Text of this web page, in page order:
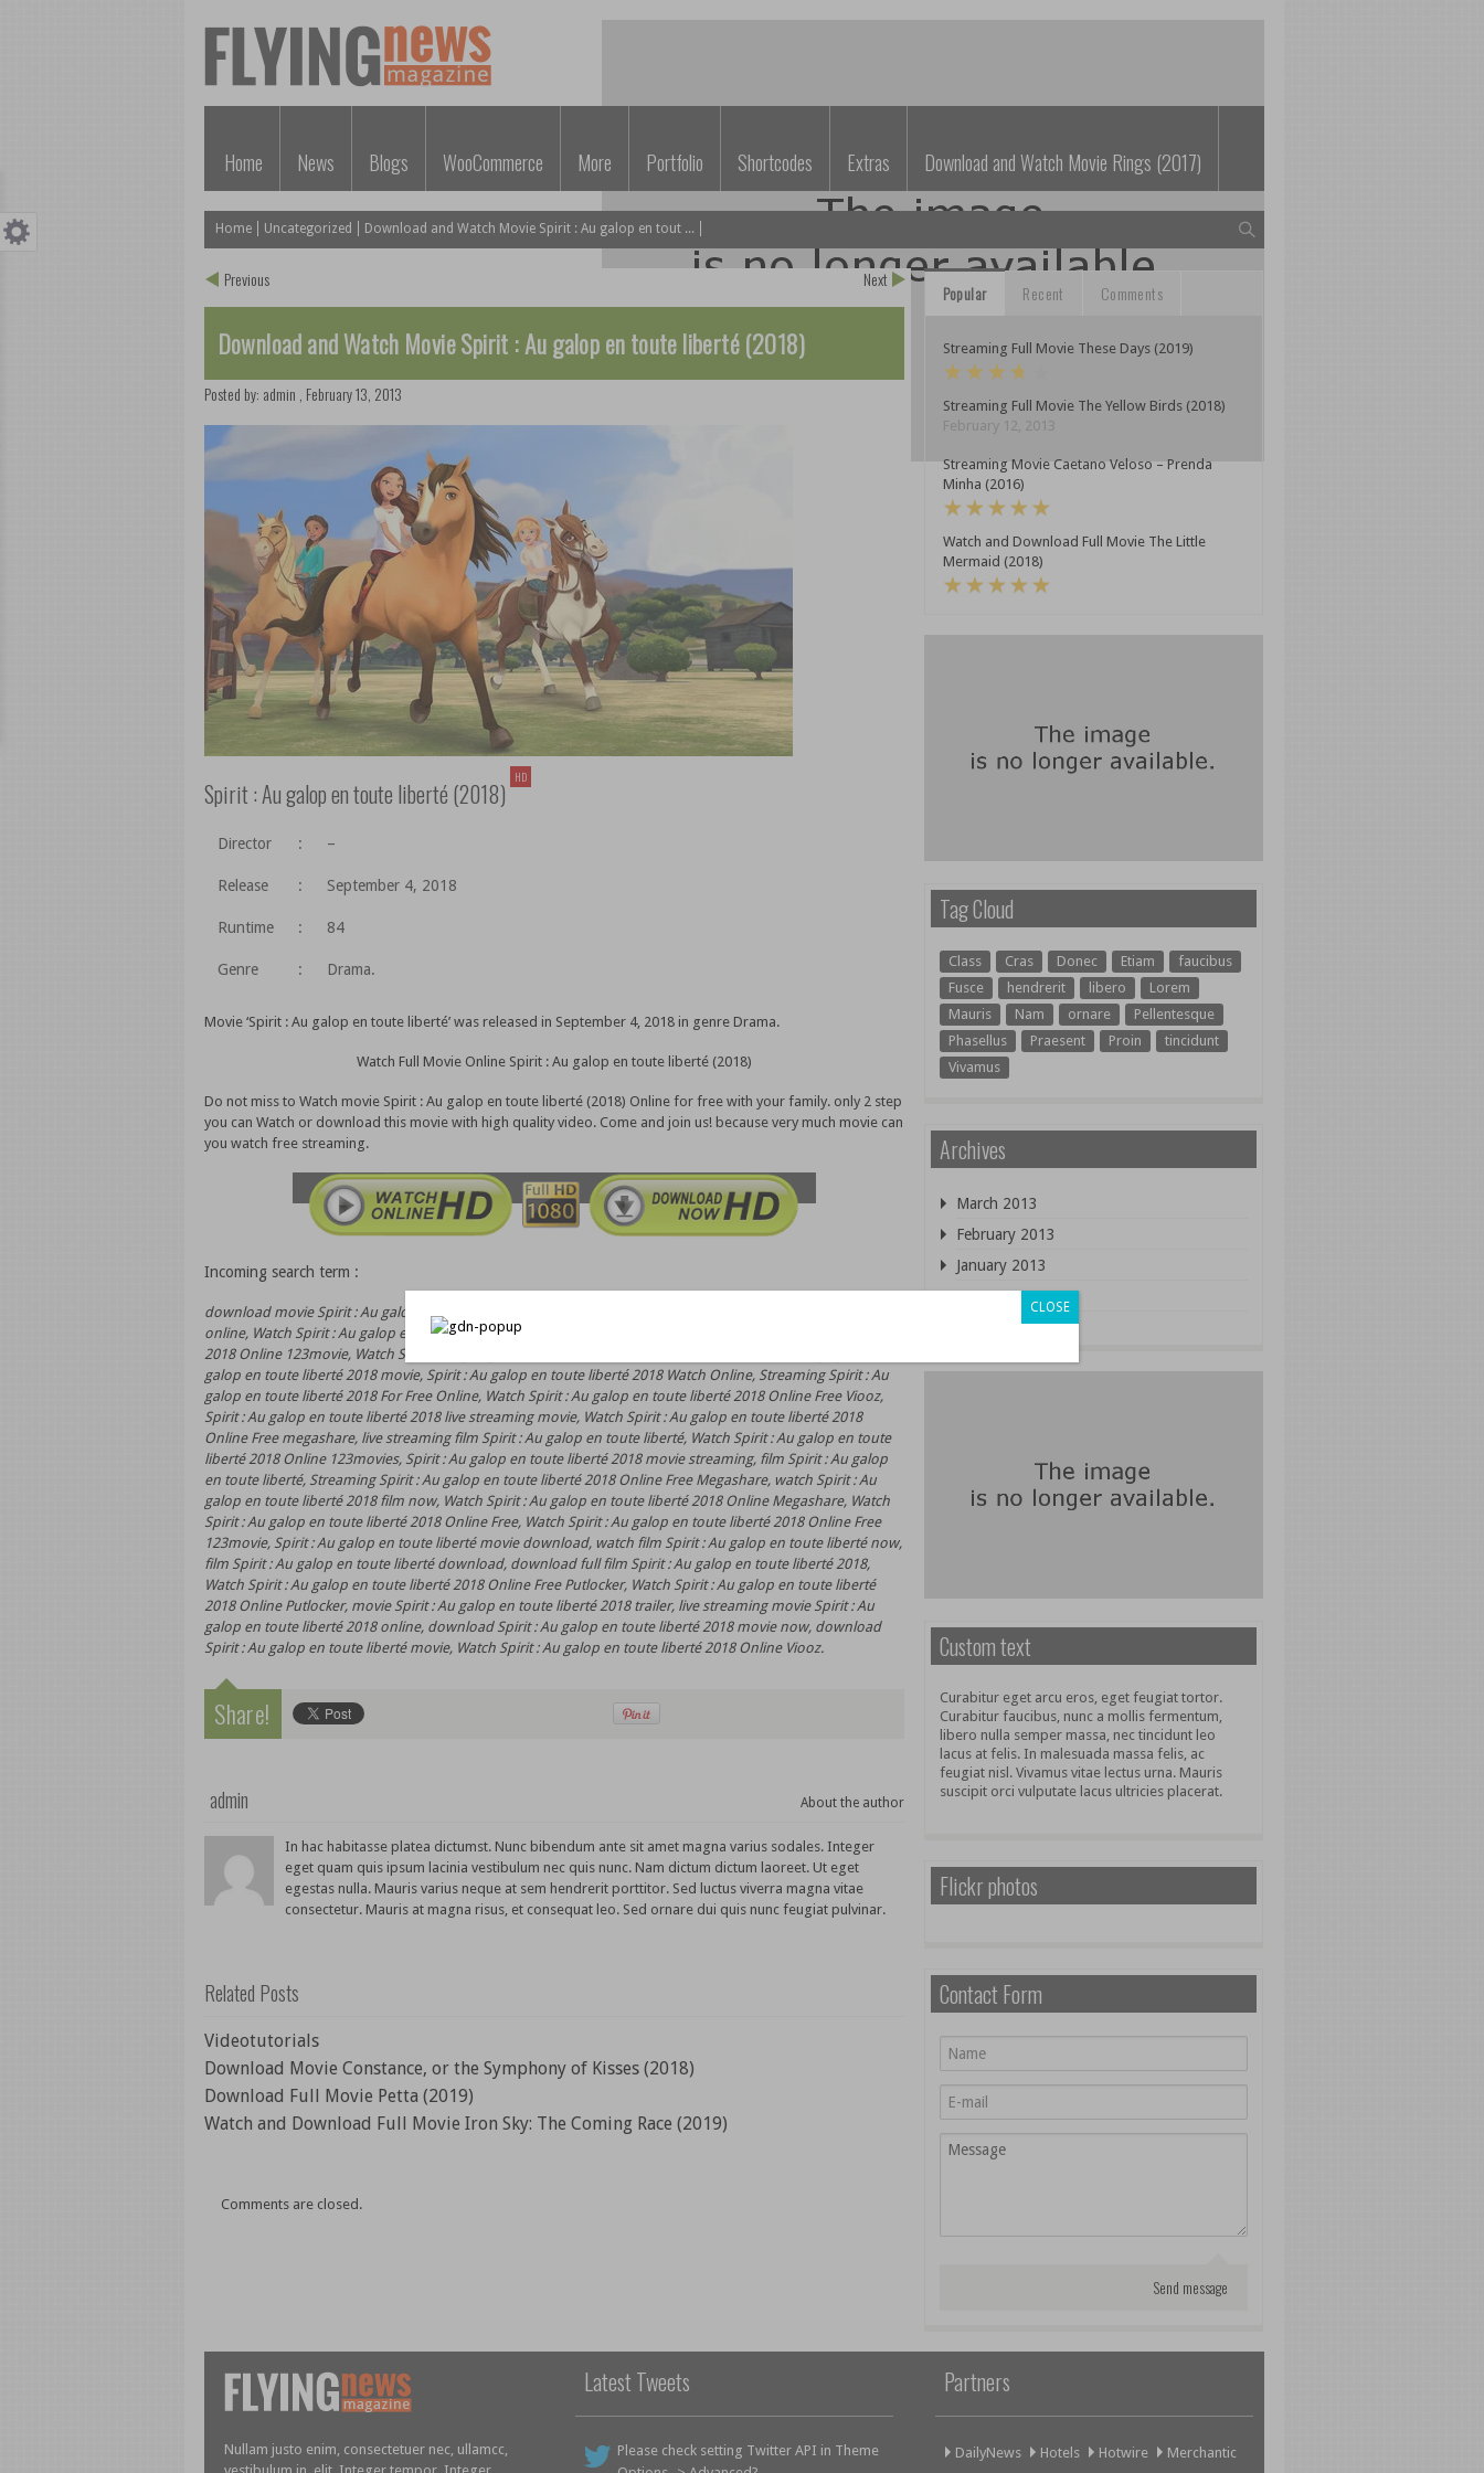
Home News Blogs WooCommerce More Portfolio Shortcodes Extras Download and Watch Movie Rings (2017)
Home Uncategorized Download and Watch Movie Spirit : Au galop en tout ...
Previous Next
Download and Watch Movie Spirit : Au galop en toute liberté (2018)
Posted by: admin February 13, 2013
Spirit : Au galop en toute liberté (2018)
HD
Director : –
Release : September 4, 2018
Runtime : 84
Genre : Drama.
Movie ‘Spirit : Au galop en toute liberté’ was released in September 4, 2018 in genre Drama.
Watch Full Movie Online Spirit : Au galop en toute liberté (2018)
Do not miss to Watch movie Spirit : Au galop en toute liberté (2018) Online for free with your family. only 2 step
you can Watch or download this movie with high quality video. Come and join us! because very much movie can
you watch free streaming.
Incoming search term :
download movie Spirit : Au galop en toute liberté now, Watch Spirit : Au galop en toute liberté 2018 For Free
online, Watch Spirit : Au galop en toute liberté 2018 Online Free hulu, Watch Spirit : Au galop en toute liberté
2018 Online 123movie, Watch Spirit : Au galop en toute liberté 2018 Online Free netflix, streaming Spirit : Au
galop en toute liberté 2018 movie, Spirit : Au galop en toute liberté 2018 Watch Online, Streaming Spirit : Au
galop en toute liberté 2018 For Free Online, Watch Spirit : Au galop en toute liberté 2018 Online Free Viooz,
Spirit : Au galop en toute liberté 2018 live streaming movie, Watch Spirit : Au galop en toute liberté 2018
Online Free megashare, live streaming film Spirit : Au galop en toute liberté, Watch Spirit : Au galop en toute
liberté 2018 Online 123movies, Spirit : Au galop en toute liberté 2018 movie streaming, film Spirit : Au galop
en toute liberté, Streaming Spirit : Au galop en toute liberté 2018 Online Free Megashare, watch Spirit : Au
galop en toute liberté 2018 film now, Watch Spirit : Au galop en toute liberté 2018 Online Megashare, Watch
Spirit : Au galop en toute liberté 2018 Online Free, Watch Spirit : Au galop en toute liberté 2018 Online Free
123movie, Spirit : Au galop en toute liberté movie download, watch film Spirit : Au galop en toute liberté now,
film Spirit : Au galop en toute liberté download, download full film Spirit : Au galop en toute liberté 2018,
Watch Spirit : Au galop en toute liberté 2018 Online Free Putlocker, Watch Spirit : Au galop en toute liberté
2018 Online Putlocker, movie Spirit : Au galop en toute liberté 2018 trailer, live streaming movie Spirit : Au
galop en toute liberté 2018 online, download Spirit : Au galop en toute liberté 2018 movie now, download
Spirit : Au galop en toute liberté movie, Watch Spirit : Au galop en toute liberté 2018 Online Viooz.
Share!
admin About the author
In hac habitasse platea dictumst. Nunc bibendum ante sit amet magna varius sodales. Integer
eget quam quis ipsum lacinia vestibulum nec quis nunc. Nam dictum dictum laoreet. Ut eget
egestas nulla. Mauris varius neque at sem hendrerit porttitor. Sed luctus viverra magna vitae
consectetur. Mauris at magna risus, et consequat leo. Sed ornare dui quis nunc feugiat pulvinar.
Related Posts
Videotutorials
Download Movie Constance, or the Symphony of Kisses (2018)
Download Full Movie Petta (2019)
Watch and Download Full Movie Iron Sky: The Coming Race (2019)
Comments are closed.
Popular Recent Comments
Streaming Full Movie These Days (2019)
Streaming Full Movie The Yellow Birds (2018)
February 12, 2013
Streaming Movie Caetano Veloso – Prenda
Minha (2016)
Watch and Download Full Movie The Little
Mermaid (2018)
Tag Cloud
Class Cras Donec Etiam
faucibus
Fusce
hendrerit libero
Lorem
Mauris
Nam ornare
Pellentesque
Phasellus
Praesent Proin
tincidunt
Vivamus
Archives
March 2013
February 2013
January 2013
January 2011
Custom text
Curabitur eget arcu eros, eget feugiat tortor.
Curabitur faucibus, nunc a mollis fermentum,
libero nulla semper massa, nec tincidunt leo
lacus at felis. In malesuada massa felis, ac
feugiat nisl. Vivamus vitae lectus urna. Mauris
suscipit orci vulputate lacus ultricies placerat.
Flickr photos
Contact Form
Nullam justo enim, consectetuer nec, ullamcc,
Latest Tweets
Please check setting Twitter API in Theme
Partners
DailyNews Hotels Hotwire Merchantic
CLOSE